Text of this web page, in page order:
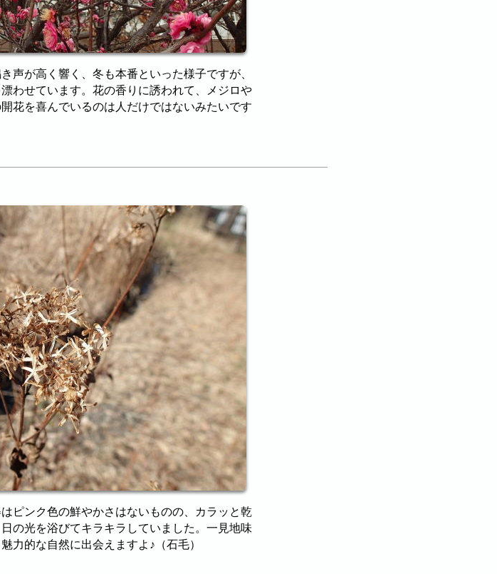
声が高く響く、冬も本番といった様子ですが、
わせています。花の香りに誘われて、メジロや
花を喜んでいるのは人だけではないみたいです
ピンク色の鮮やかさはないものの、カラッと乾
の光を浴びてキラキラしていました。一見地味
力的な自然に出会えますよ♪（石毛）